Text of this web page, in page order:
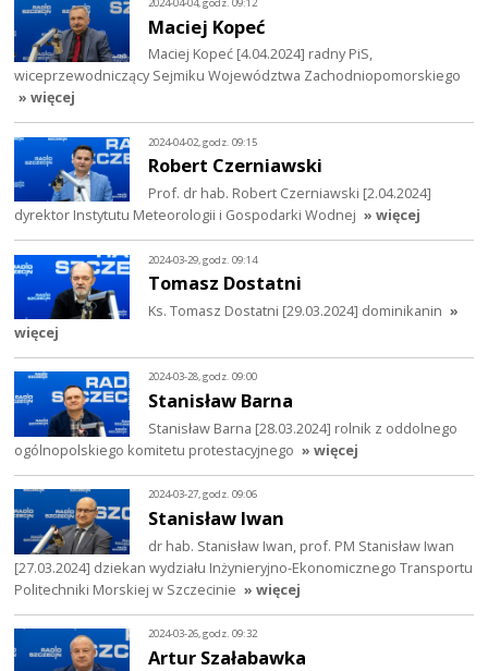
Maciej Kopeć
Maciej Kopeć [4.04.2024] radny PiS,
wiceprzewodniczący Sejmiku Województwa Zachodniopomorskiego
» więcej
2024-04-02, godz. 09:15
Robert Czerniawski
Prof. dr hab. Robert Czerniawski [2.04.2024]
dyrektor Instytutu Meteorologii i Gospodarki Wodnej » więcej
2024-03-29, godz. 09:14
Tomasz Dostatni
Ks. Tomasz Dostatni [29.03.2024] dominikanin »
więcej
2024-03-28, godz. 09:00
Stanisław Barna
Stanisław Barna [28.03.2024] rolnik z oddolnego
ogólnopolskiego komitetu protestacyjnego » więcej
2024-03-27, godz. 09:06
Stanisław Iwan
dr hab. Stanisław Iwan, prof. PM Stanisław Iwan
[27.03.2024] dziekan wydziału Inżynieryjno-Ekonomicznego Transportu
Politechniki Morskiej w Szczecinie » więcej
2024-03-26, godz. 09:32
Artur Szałabawka